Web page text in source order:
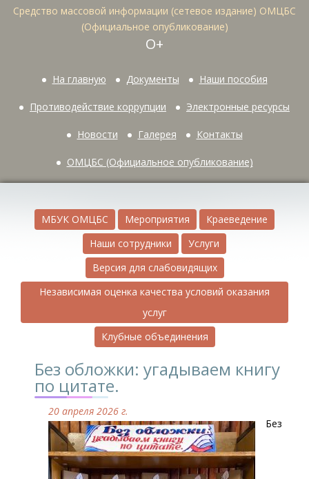
Средство массовой информации (сетевое издание) ОМЦБС
(Официальное опубликование)
О+
На главную Документы Наши пособия
Противодействие коррупции Электронные ресурсы
Новости Галерея Контакты
ОМЦБС (Официальное опубликование)
МБУК ОМЦБС Мероприятия
Краеведение
Наши сотрудники
Услуги
Версия для слабовидящих
Независимая оценка качества условий оказания
услуг
Клубные объединения
Без обложки: угадываем книгу
по цитате.
20 апреля 2026 г.
Без